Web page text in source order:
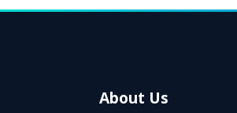
About Us